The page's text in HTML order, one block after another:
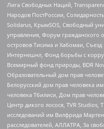
Лига Свободных Наций,
Народов ПостРоссии,
Solidarus, КрымSOS, Свободный
управления, Форум гражданского
островов Тисима и Хабомаи,
Интернешнл, Фонд борьбы с
Всемирный фонд природы, BDR
Образовательный дом прав
Белорусский дом прав человека
человека Тбилиси, Дом прав
Центр дикого лосося, TVR
исследований им Вилфрида
расследователей, АЛЛАТРА, За